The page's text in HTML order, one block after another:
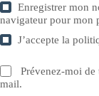
Enregistrer mon
navigateur pour mon
J’accepte la
Prévenez-moi
mail.